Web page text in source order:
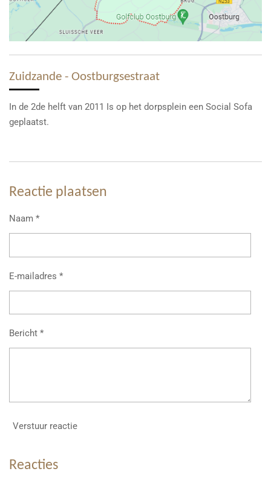
Zuidzande - Oostburgsestraat
In de 2de helft van 2011 Is op het dorpsplein een Social Sofa
geplaatst.
Reactie plaatsen
Naam *
E-mailadres *
Bericht *
Verstuur reactie
Reacties